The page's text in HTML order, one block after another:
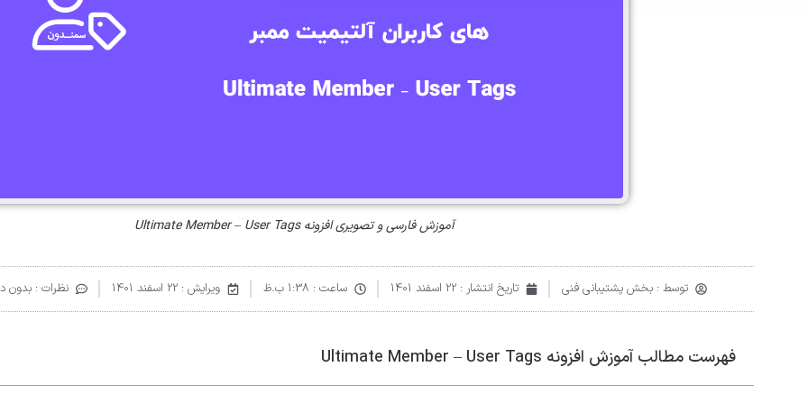
آموزش فارسی و تصویری افزونه Ultimate Member – User Tags
توسط : بخش پشتیبانی فنی تاریخ انتشار : 22 اسفند 1401 ساعت : 1:38 ب.ظ ویرایش : 22 اسفند 1401 نظرات : بدون
فهرست مطالب آموزش افزونه Ultimate Member – User Tags